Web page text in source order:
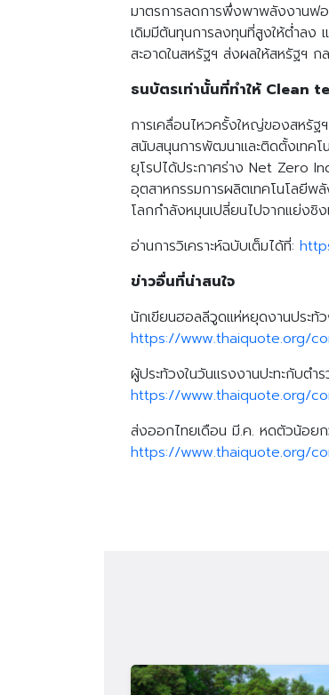
มาตรการลดการพึ่งพาพลังงานฟอ
เดิมมีต้นทุนการลงทุนที่สูงให้ต่ำลง
สะอาดในสหรัฐฯ ส่งผลให้สหรัฐฯ
ธนบัตรเท่านั้นที่ทำให้ Clean
การเคลื่อนไหวครั้งใหญ่ของสหรัฐ
สนับสนุนการพัฒนาและติดตั้งเทคโ
ยุโรปได้ประกาศร่าง Net Zero
อุตสาหกรรมการผลิตเทคโนโลยี
โลกกำลังหมุนเปลี่ยนไปจากแย่งชิ
อ่านการวิเคราะห์ฉบับเต็มได้ที่:
ข่าวอื่นที่น่าสนใจ
นักเขียนฮอลลีวูดแห่หยุดงานประท้
https://www.thaiquote.org/
ผู้ประท้วงในวันแรงงานปะทะกับต
https://www.thaiquote.org/
ส่งออกไทยเดือน มี.ค. หดตัวน้อ
https://www.thaiquote.org/